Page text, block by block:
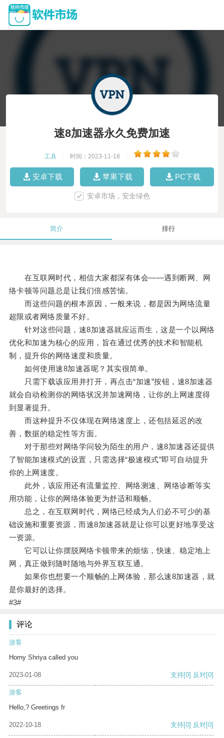
速8加速器永久免费加速
工具 时间：2023-11-18
安卓下载 苹果下载 PC下载
安卓市场，安全绿色
简介 排行
在互联网时代，相信大家都深有体会——遇到断网、网
络卡顿等问题总是让我们倍感苦恼。
而这些问题的根本原因，一般来说，都是因为网络流量
超限或者网络质量不好。
针对这些问题，速8加速器就应运而生，这是一个以网络
优化和加速为核心的应用，旨在通过优秀的技术和智能机
制，提升你的网络速度和质量。
如何使用速8加速器呢？其实很简单。
只需下载该应用并打开，再点击“加速”按钮，速8加速器
就会自动检测你的网络状况并加速网络，让你的上网速度得
到显著提升。
而这种提升不仅体现在网络速度上，还包括延迟的改
善，数据的稳定性等方面。
对于那些对网络学问较为陌生的用户，速8加速器还提供
了智能加速模式的设置，只需选择“极速模式”即可自动提升
你的上网速度。
此外，该应用还有流量监控、网络测速、网络诊断等实
用功能，让你的网络体验更为舒适和顺畅。
总之，在互联网时代，网络已经成为人们必不可少的基
础设施和重要资源，而速8加速器就是让你可以更好地享受这
一资源。
它可以让你摆脱网络卡顿带来的烦恼，快速、稳定地上
网，真正做到随时随地与外界互联互通。
如果你也想要一个顺畅的上网体验，那么速8加速器，就
是你最好的选择。
#3#
评论
游客
Horny Shriya called you
2023-01-08 支持[0] 反对[0]
游客
Hello,? Greetings fr
2022-10-18 支持[0] 反对[0]